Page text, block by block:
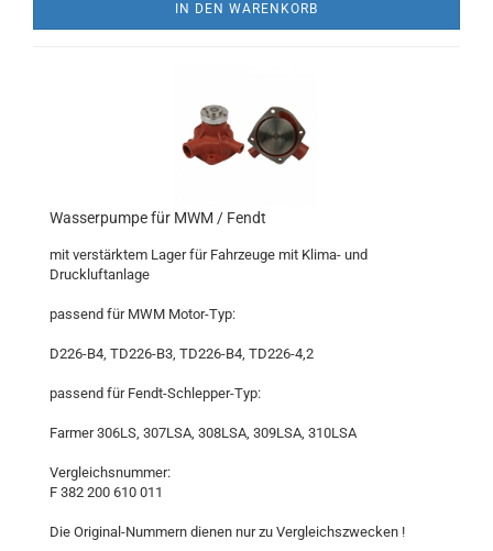
IN DEN WARENKORB
Wasserpumpe für MWM / Fendt
mit verstärktem Lager für Fahrzeuge mit Klima- und
Druckluftanlage
passend für MWM Motor-Typ:
D226-B4, TD226-B3, TD226-B4, TD226-4,2
passend für Fendt-Schlepper-Typ:
Farmer 306LS, 307LSA, 308LSA, 309LSA, 310LSA
Vergleichsnummer:
F 382 200 610 011
Die Original-Nummern dienen nur zu Vergleichszwecken !